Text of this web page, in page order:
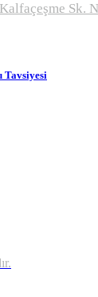
Kalfaçeşme Sk.
Tavsiyesi